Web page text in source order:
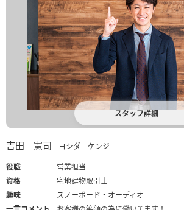
スタッフ詳細
吉田 憲司
ヨシダ ケンジ
役職
営業担当
資格
宅地建物取引士
趣味
スノーボード・オーディオ